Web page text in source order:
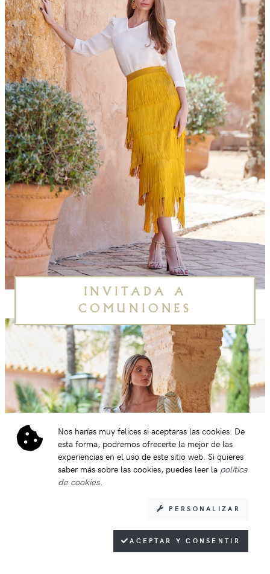
INVITADA A
COMUNIONES
Nos harías muy felices si aceptaras las cookies. De
esta forma, podremos ofrecerte la mejor de las
experiencias en el uso de este sitio web. Si quieres
saber más sobre las cookies, puedes leer la política
de cookies
PERSONALIZAR
ACEPTAR Y CONSENTIR